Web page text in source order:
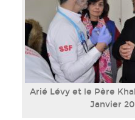
Arié Lévy et le Père
Janvier